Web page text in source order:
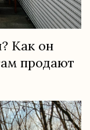
Как он
продают